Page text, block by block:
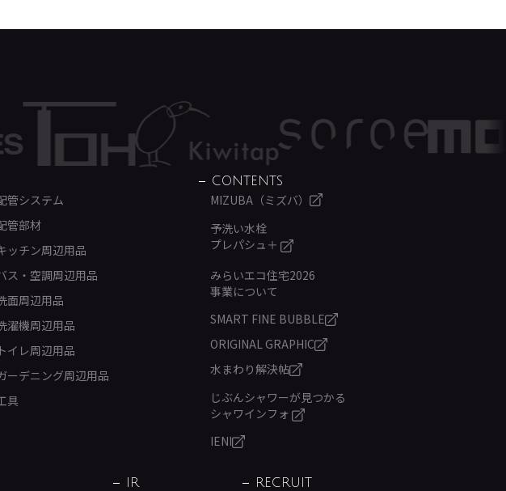
管システム
管部材
ッチン周辺用品
ス・空調周辺用品
面周辺用品
濯機周辺用品
トイレ周辺用品
ーデニング周辺用品
具
CONTENTS
MIZUBA（ミズバ）
予洗い水栓
プレパシュ＋
みらいエコ住宅2026
事業について
SMART FINE BUBBLE
ORIGINAL GRAPHIC
水まわり解決帖
じぶんシャワーが見つかる
シャワインフォ
IENI
IR RECRUIT